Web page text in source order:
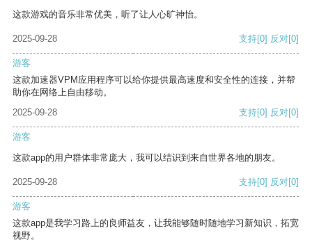
这款游戏的音乐非常优美，听了让人心旷神怡。
2025-09-28 支持[0] 反对[0]
游客
这款加速器VPM应用程序可以给你提供最高速度和安全性的连接，并帮
助你在网络上自由移动。
2025-09-28
支持[0] 反对[0]
游客
这款app的用户群体非常庞大，我可以结识到来自世界各地的朋友。
2025-09-28 支持[0] 反对[0]
游客
这款app是我学习路上的良师益友，让我能够随时随地学习新知识，拓宽
视野。